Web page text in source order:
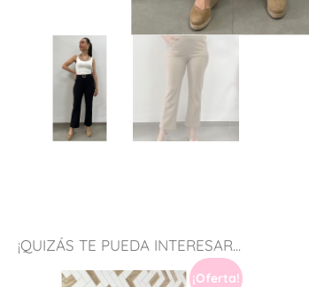
¡QUIZÁS TE PUEDA INTERESAR...
¡Oferta!